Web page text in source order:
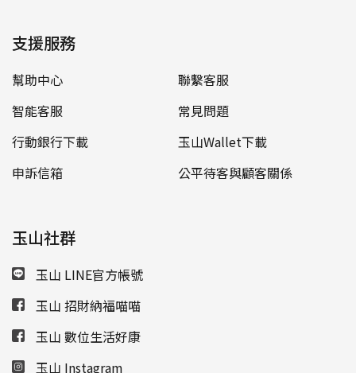
支援服務
幫助中心
聯繫客服
智能客服
常見問題
行動銀行下載
玉山Wallet下載
申訴信箱
公平待客與顧客關係
玉山社群
玉山 LINE官方帳號
玉山 招財納福喵喵
玉山 數位生活好康
玉山 Instagram